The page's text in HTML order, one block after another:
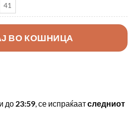
41
ВО КОШНИЦА
до 23:59, се испраќаатследниот